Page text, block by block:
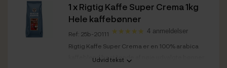
1 xRigtig Kaffe Super Crema 1kg
Hele kaffebønner
Ref: 25b-20111 4 anmeldelser
Rigtig Kaffe Super Crema er en 100% arabica
kaffeblend bestående af nøje udvalgte bønner
Udvid tekst